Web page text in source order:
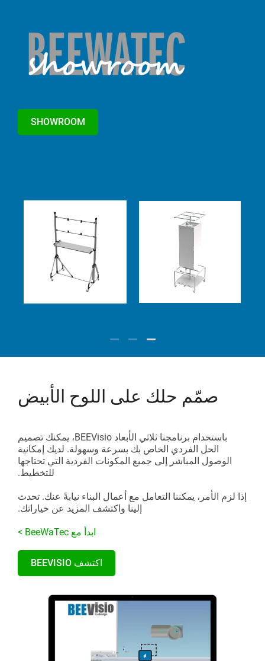
SHOWROOM
صمّم حلك على اللوح الأبيض
باستخدام برنامجنا ثلاثي الأبعاد BEEVisio، يمكنك تصميم
الحل الفردي الخاص بك بسرعة وسهولة. لديك إمكانية
الوصول المباشر إلى جميع المكونات الفردية التي تحتاجها
للتخطيط.
إذا لزم الأمر، يمكننا التعامل مع أعمال البناء نيابةً عنك. تحدث
إلينا واكتشف المزيد عن خياراتك.
ابدأ مع BeeWaTec >
اكتشف BEEVISIO